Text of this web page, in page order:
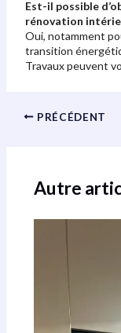
Est-il possible
rénovation
Oui, notamment
transition
Travaux peuvent
PRÉCÉDENT
Autre